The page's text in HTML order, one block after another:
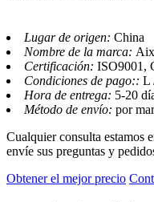
Lugar de origen: China
Nombre de la marca:
Certificación: ISO9001,
Condiciones de pago:: L
Hora de entrega: 5-20
Método de envío: por
Cualquier consulta estamos
envíe sus preguntas y
Obtener el mejor precio